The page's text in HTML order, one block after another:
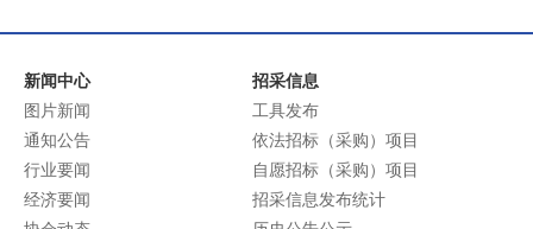
新闻中心
图片新闻
通知公告
行业要闻
经济要闻
招采信息
工具发布
依法招标（采购）项目
自愿招标（采购）项目
招采信息发布统计